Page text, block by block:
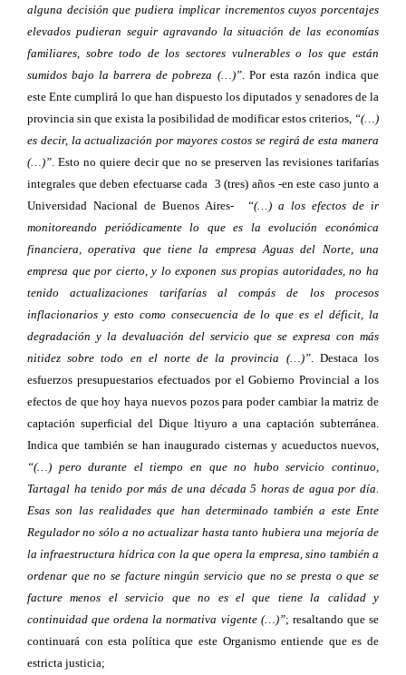
alguna decisión que pudiera implicar incrementos cuyos porcentajes
elevados pudieran seguir agravando la situación de las economías
familiares, sobre todo de los sectores vulnerables o los que están
sumidos bajo la barrera de pobreza (…)”. Por esta razón indica que
este Ente cumplirá lo que han dispuesto los diputados y senadores de la
provincia sin que exista la posibilidad de modificar estos criterios, “(…)
es decir, la actualización por mayores costos se regirá de esta manera
(…)”. Esto no quiere decir que no se preserven las revisiones tarifarías
integrales que deben efectuarse cada 3 (tres) años -en este caso junto a
Universidad Nacional de Buenos Aires-
“(…) a los efectos de ir
monitoreando periódicamente lo que es la evolución económica
financiera, operativa que tiene la empresa Aguas del Norte, una
empresa que por cierto, y lo exponen sus propias autoridades, no ha
tenido actualizaciones tarifarías al compás de los procesos
inflacionarios y esto como consecuencia de lo que es el déficit, la
degradación y la devaluación del servicio que se expresa con más
nitidez sobre todo en el norte de la provincia (…)”. Destaca los
esfuerzos presupuestarios efectuados por el Gobierno Provincial a los
efectos de que hoy haya nuevos pozos para poder cambiar la matriz de
captación superficial del Dique ltiyuro a una captación subterránea.
Indica que también se han inaugurado cisternas y acueductos nuevos,
“(…) pero durante el tiempo en que no hubo servicio continuo,
Tartagal ha tenido por más de una década 5 horas de agua por día.
Esas son las realidades que han determinado también a este Ente
Regulador no sólo a no actualizar hasta tanto hubiera una mejoría de
la infraestructura hídrica con la que opera la empresa, sino también a
ordenar que no se facture ningún servicio que no se presta o que se
facture menos el servicio que no es el que tiene la calidad y
continuidad que ordena la normativa vigente (…)”; resaltando que se
continuará con esta política que este Organismo entiende que es de
estricta justicia;